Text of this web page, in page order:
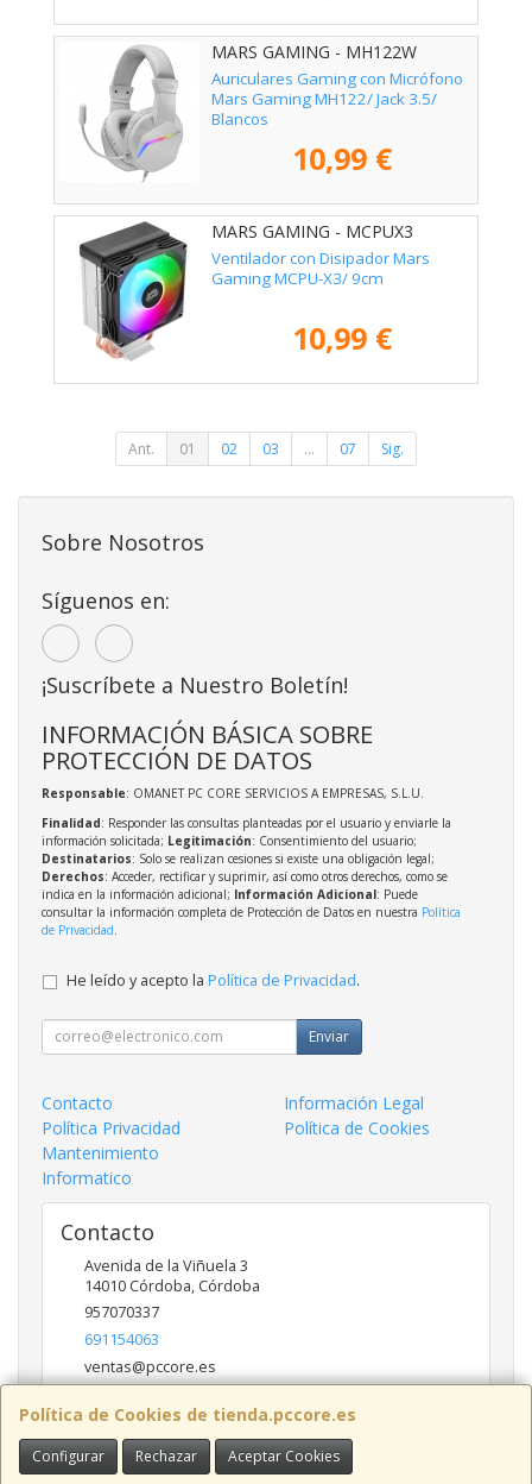
MARS GAMING - MH122W
Auriculares Gaming con Micrófono
Mars Gaming MH122/ Jack 3.5/
Blancos
10,99 €
MARS GAMING - MCPUX3
Ventilador con Disipador Mars
Gaming MCPU-X3/ 9cm
10,99 €
Ant. 01 02 03 ... 07 Sig.
Política de Cookies de tienda.pccore.es
Configurar Rechazar Aceptar Cookies
Sobre Nosotros
Síguenos en:
¡Suscríbete a Nuestro Boletín!
INFORMACIÓN BÁSICA SOBRE
PROTECCIÓN DE DATOS
Responsable: OMANET PC CORE SERVICIOS A EMPRESAS, S.L.U.
Finalidad: Responder las consultas planteadas por el usuario y enviarle la
información solicitada; Legitimación: Consentimiento del usuario;
Destinatarios: Solo se realizan cesiones si existe una obligación legal;
Derechos: Acceder, rectificar y suprimir, así como otros derechos, como se
indica en la información adicional; Información Adicional: Puede
consultar la información completa de Protección de Datos en nuestra Política
de Privacidad
He leído y acepto la Política de Privacidad.
Enviar
Contacto
Información Legal
Política Privacidad
Política de Cookies
Mantenimiento
Informatico
Contacto
Avenida de la Viñuela 3
14010 Córdoba, Córdoba
957070337
691154063
ventas@pccore.es
Horario
10-13:30